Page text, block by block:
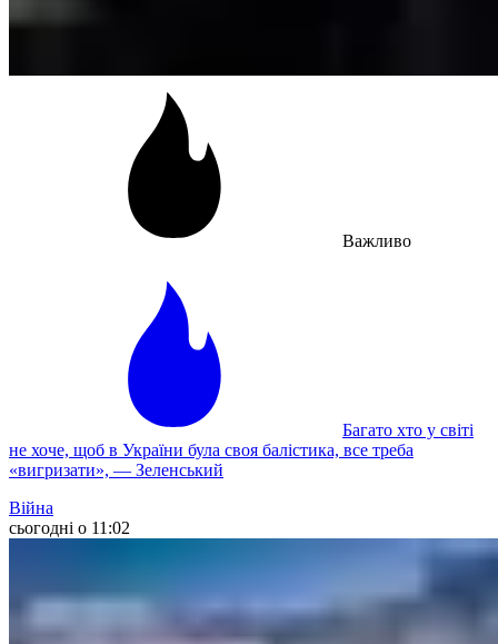
Важливо
Багато хто у світі
не хоче, щоб в України була своя балістика, все треба
«вигризати», — Зеленський
Війна
сьогодні о 11:02